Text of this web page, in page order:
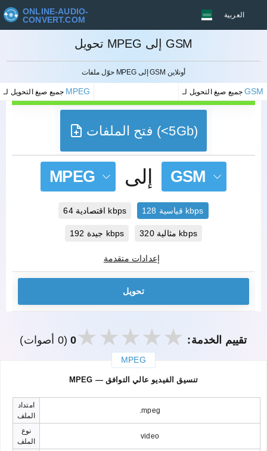
ONLINE-AUDIO-
CONVERT.COM
العربية
تحويل MPEG إلى GSM
حوّل ملفات MPEG إلى GSM أونلاين
MPEG جميع صيغ التحويل لـGSM
إلغاء
فتح الملفات (<5Gb)
MPEG إلى GSM
اقتصادية 64 kbps قياسية 128 kbps
جيدة 192 kbps مثالية 320 kbps
إعدادات متقدمة
تحويل
تقييم الخدمة: 0(0 أصوات)
MPEG
MPEG — تنسيق الفيديو عالي التوافق
امتداد
الملف
.mpeg
نوع
الملف
video